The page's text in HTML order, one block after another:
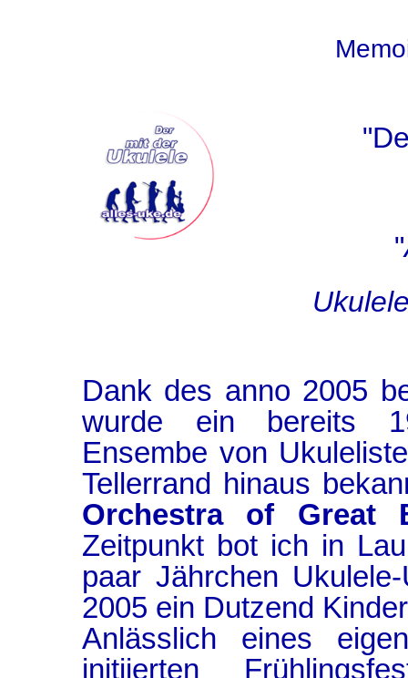
"
Dank des anno 2005
wurde ein bereits
Ensembe von
Tellerrand hinaus
Orchestra of Great
Zeitpunkt bot ich in
paar Jährchen
2005 ein Dutzend
Anlässlich eines
initiierten